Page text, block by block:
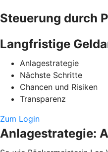
Steuerung durch
Langfristige
Anlagestrategie
Nächste Schritte
Chancen und Risiken
Transparenz
Zum Login
Anlagestrategie: